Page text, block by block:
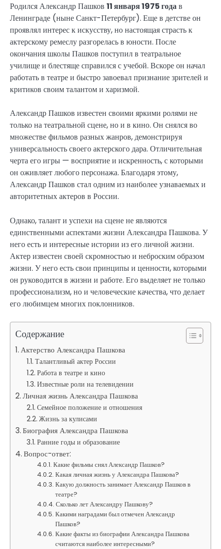
Родился Александр Пашков 11 января 1975 годав
Ленинграде (ныне Санкт-Петербург). Еще в детстве он
проявлял интерес к искусству, но настоящая страсть к
актерскому ремеслу разгорелась в юности. После
окончания школы Пашков поступил в театральное
училище и блестяще справился с учебой. Вскоре он начал
работать в театре и быстро завоевал признание зрителей и
критиков своим талантом и харизмой.
Александр Пашков известен своими яркими ролями не
только на театральной сцене, но и в кино. Он снялся во
множестве фильмов разных жанров, демонстрируя
универсальность своего актерского дара. Отличительная
черта его игры — восприятие и искренность, с которыми
он оживляет любого персонажа. Благодаря этому,
Александр Пашков стал одним из наиболее узнаваемых и
авторитетных актеров в России.
Однако, талант и успехи на сцене не являются
единственными аспектами жизни Александра Пашкова. У
него есть и интересные истории из его личной жизни.
Актер известен своей скромностью и неброским образом
жизни. У него есть свои принципы и ценности, которыми
он руководится в жизни и работе. Его выделяет не только
профессионализм, но и человеческие качества, что делает
его любимцем многих поклонников.
Содержание
Актерство Александра Пашкова
Талантливый актер России
Работа в театре и кино
Известные роли на телевидении
Личная жизнь Александра Пашкова
Семейное положение и отношения
Жизнь за кулисами
Биография Александра Пашкова
Ранние годы и образование
Вопрос-ответ:
Какие фильмы снял Александр Пашков?
Какая личная жизнь у Александра Пашкова?
Какую должность занимает Александр Пашков в
театре?
Сколько лет Александру Пашкову?
Какими наградами был отмечен Александр
Пашков?
Какие факты из биографии Александра Пашкова
считаются наиболее интересными?